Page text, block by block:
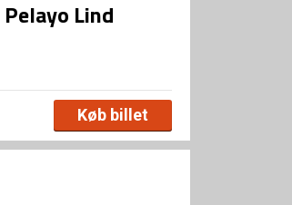
Lind
Køb billet